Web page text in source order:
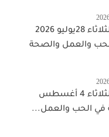
أبراج اليوم الثلاثاء 28يوليو 2026
والعمل والصحة
أبراج اليوم الثلاثاء 4 أغسطس